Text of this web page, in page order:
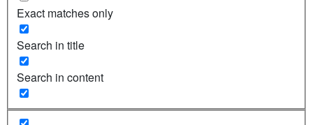
Exact matches only
Search in title
Search in content